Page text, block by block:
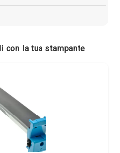
con la tua stampante